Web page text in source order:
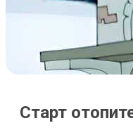
Старт